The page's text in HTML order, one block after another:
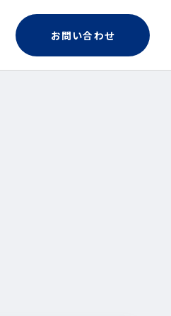
お問い合わせ